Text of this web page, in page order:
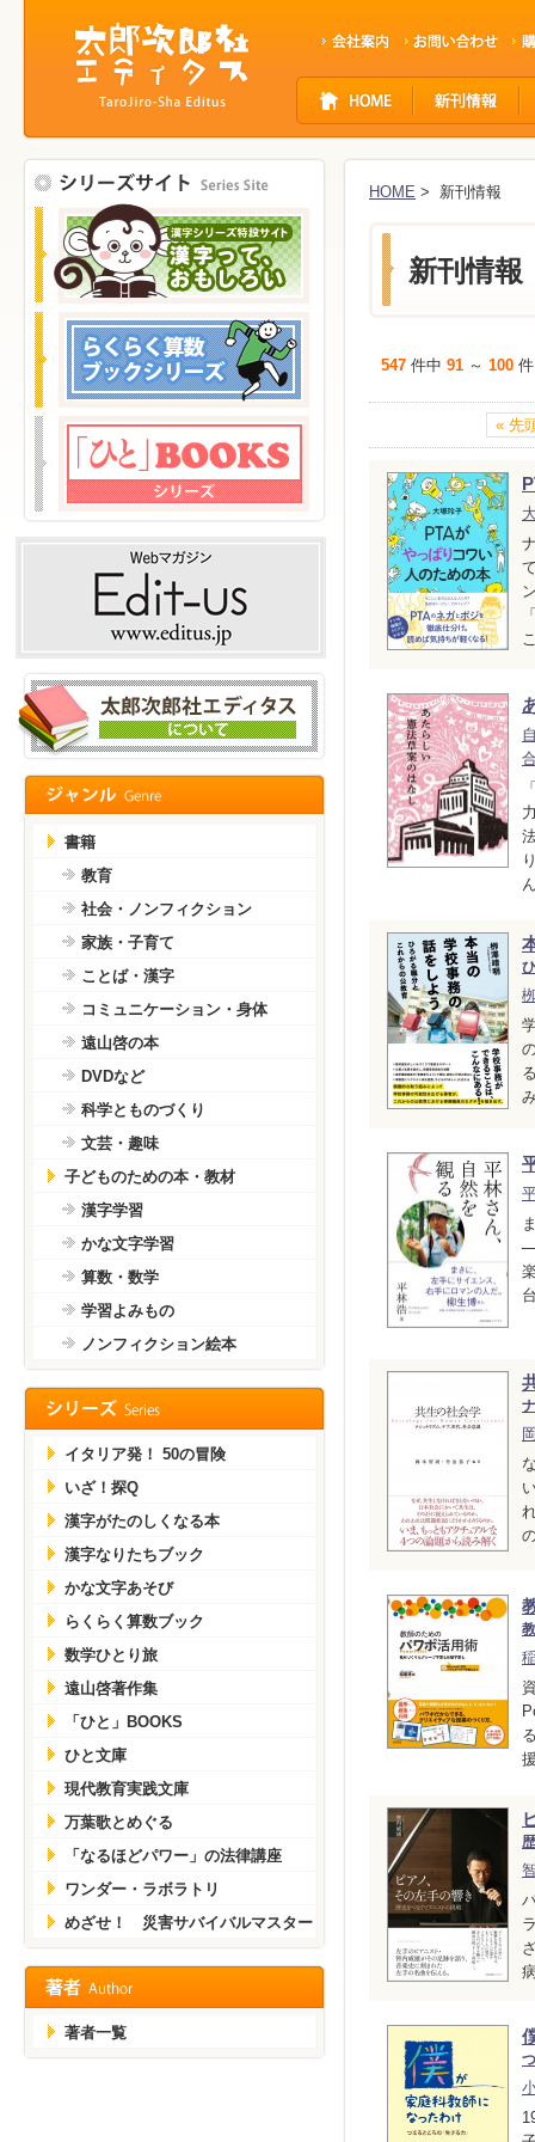
ト
ナ
ー
シ
ョ
HOME > 新刊情報
新刊情報
547 件中 91 ～ 100
« 先
書籍
教育
社会・ノンフィクション
家族・子育て
ことば・漢字
コミュニケーション・身体
遠山啓の本
DVDなど
科学とものづくり
文芸・趣味
子どものための本・教材
漢字学習
かな文字学習
算数・数学
学習よみもの
ノンフィクション絵本
イタリア発！ 50の冒険
いざ！探Q
漢字がたのしくなる本
漢字なりたちブック
かな文字あそび
らくらく算数ブック
数学ひとり旅
遠山啓著作集
「ひと」BOOKS
ひと文庫
現代教育実践文庫
万葉歌とめぐる
「なるほどパワー」の法律講座
ワンダー・ラボラトリ
めざせ！ 災害サバイバルマスター
著者一覧